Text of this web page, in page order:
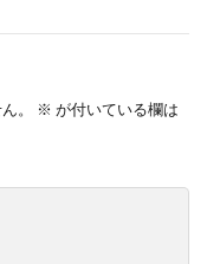
。 ※ が付いている欄は